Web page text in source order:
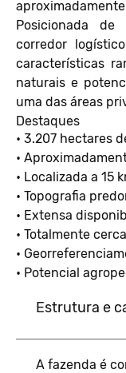
Posicionada
corredor
características
naturais e
uma das áreas
Destaques
• 3.207 hectares
•
• Localizada a 15
• Topografia
• Extensa
• Totalmente
•
• Potencial
Estrutura e
A fazenda é